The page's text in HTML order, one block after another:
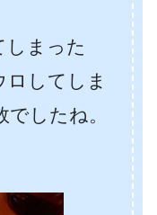
しまった
ロしてしま
したね。